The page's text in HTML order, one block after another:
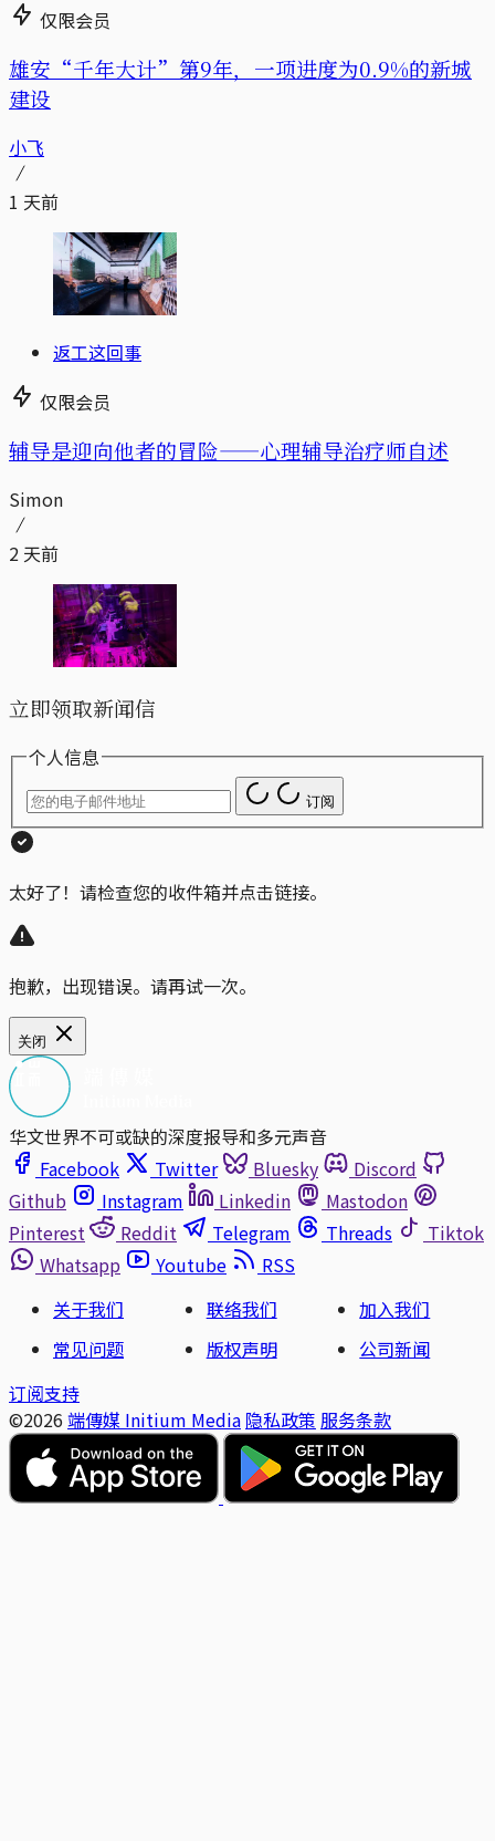
仅限会员
雄安“千年大计”第9年，一项进度为0.9%的新城
建设
小飞
1 天前
返工这回事
仅限会员
辅导是迎向他者的冒险——心理辅导治疗师自述
Simon
2 天前
立即领取新闻信
个人信息
订阅
太好了！请检查您的收件箱并点击链接。
抱歉，出现错误。请再试一次。
关闭
华文世界不可或缺的深度报导和多元声音
Facebook
Twitter Bluesky
Discord
Github
Instagram Linkedin
Mastodon
Pinterest
Reddit Telegram Threads
Tiktok
Whatsapp
Youtube
RSS
关于我们
联络我们
加入我们
常见问题
版权声明
公司新闻
订阅支持
©2026 端傳媒 Initium Media 隐私政策 服务条款